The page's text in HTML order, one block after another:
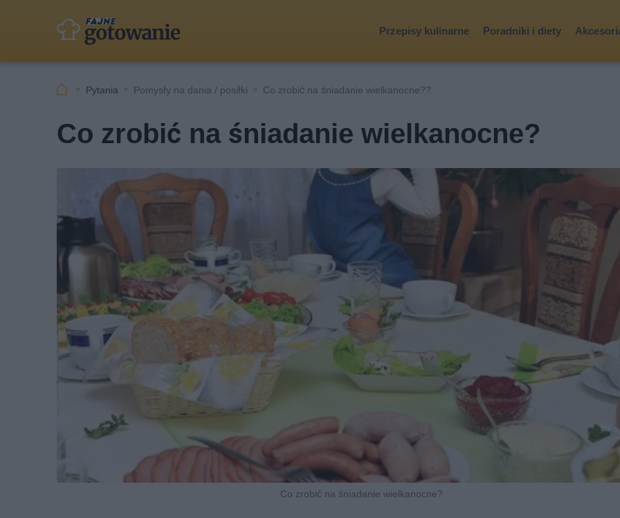
Przepisy kulinarne Poradniki i diety
Pytania Pomysły na dania / posiłki Co zrobić na śniadanie wielkanocne??
Co zrobić na śniadanie wielkanocne?
Co zrobić na śniadanie wielkanocne?